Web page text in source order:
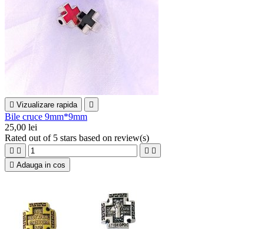
 Vizualizare rapida 
Bile cruce 9mm*9mm
25,00 lei
Rated out of 5 stars based on review(s)
   
 Adauga in cos